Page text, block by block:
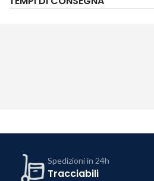
Spedizioni in 24h
Tracciabili